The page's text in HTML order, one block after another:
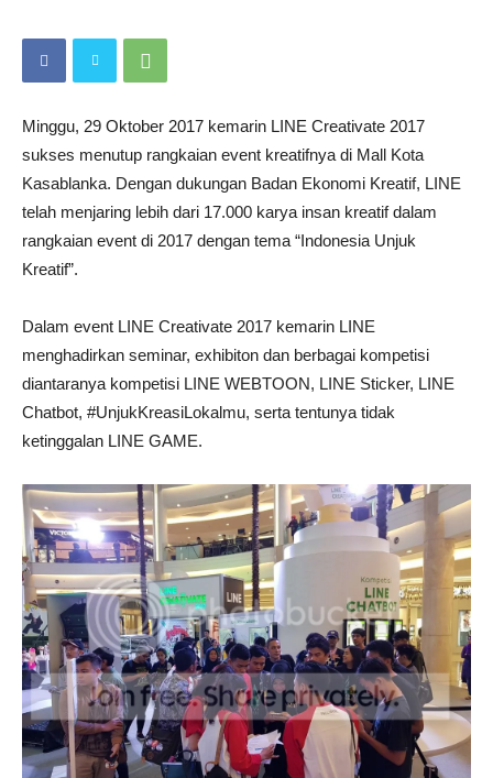
Minggu, 29 Oktober 2017 kemarin LINE Creativate 2017
sukses menutup rangkaian event kreatifnya di Mall Kota
Kasablanka. Dengan dukungan Badan Ekonomi Kreatif, LINE
telah menjaring lebih dari 17.000 karya insan kreatif dalam
rangkaian event di 2017 dengan tema “Indonesia Unjuk
Kreatif”.
Dalam event LINE Creativate 2017 kemarin LINE
menghadirkan seminar, exhibiton dan berbagai kompetisi
diantaranya kompetisi LINE WEBTOON, LINE Sticker, LINE
Chatbot, #UnjukKreasiLokalmu, serta tentunya tidak
ketinggalan LINE GAME.